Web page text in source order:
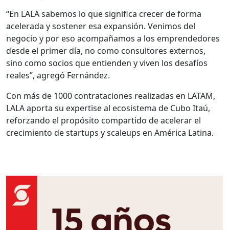
“En LALA sabemos lo que significa crecer de forma
acelerada y sostener esa expansión. Venimos del
negocio y por eso acompañamos a los emprendedores
desde el primer día, no como consultores externos,
sino como socios que entienden y viven los desafíos
reales”, agregó Fernández.
Con más de 1000 contrataciones realizadas en LATAM,
LALA aporta su expertise al ecosistema de Cubo Itaú,
reforzando el propósito compartido de acelerar el
crecimiento de startups y scaleups en América Latina.